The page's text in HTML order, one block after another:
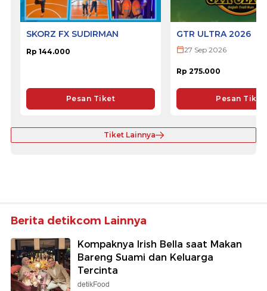
SKORZ FX SUDIRMAN
Rp 144.000
Pesan Tiket
GTR ULTRA 2026
27 Sep 2026
Rp 275.000
Pesan Tiket
Tiket Lainnya
Berita detikcom Lainnya
Kompaknya Irish Bella saat Makan
Bareng Suami dan Keluarga
Tercinta
detikFood